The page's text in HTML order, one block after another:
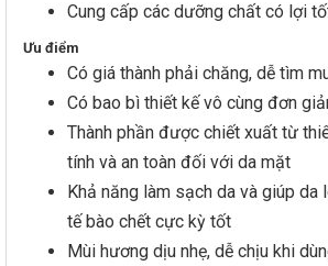
Cung cấp các dưỡng chất có lợi
Ưu điểm
Có giá thành phải chăng, dễ tìm
Có bao bì thiết kế vô cùng đơn
Thành phần được chiết xuất từ
tính và an toàn đối với da mặt
Khả năng làm sạch da và giúp da
tế bào chết cực kỳ tốt
Mùi hương dịu nhẹ, dễ chịu khi